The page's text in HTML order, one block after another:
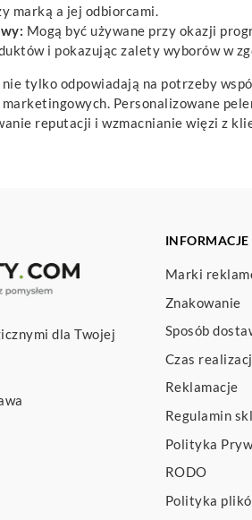
marką a jej odbiorcami.
Mogą być używane przy okazji
i pokazując zalety wyborów w
nie tylko odpowiadają na potrzeby
Personalizowane
reputacji i wzmacnianie więzi z
dla Twojej
INFORMACJE
Marki
Znakowanie
Sposób
Czas
Reklamacje
Regulamin
Polityka
RODO
Polityka